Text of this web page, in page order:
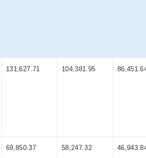
131,627.71 104,381.95
69,850.37 58,247.32